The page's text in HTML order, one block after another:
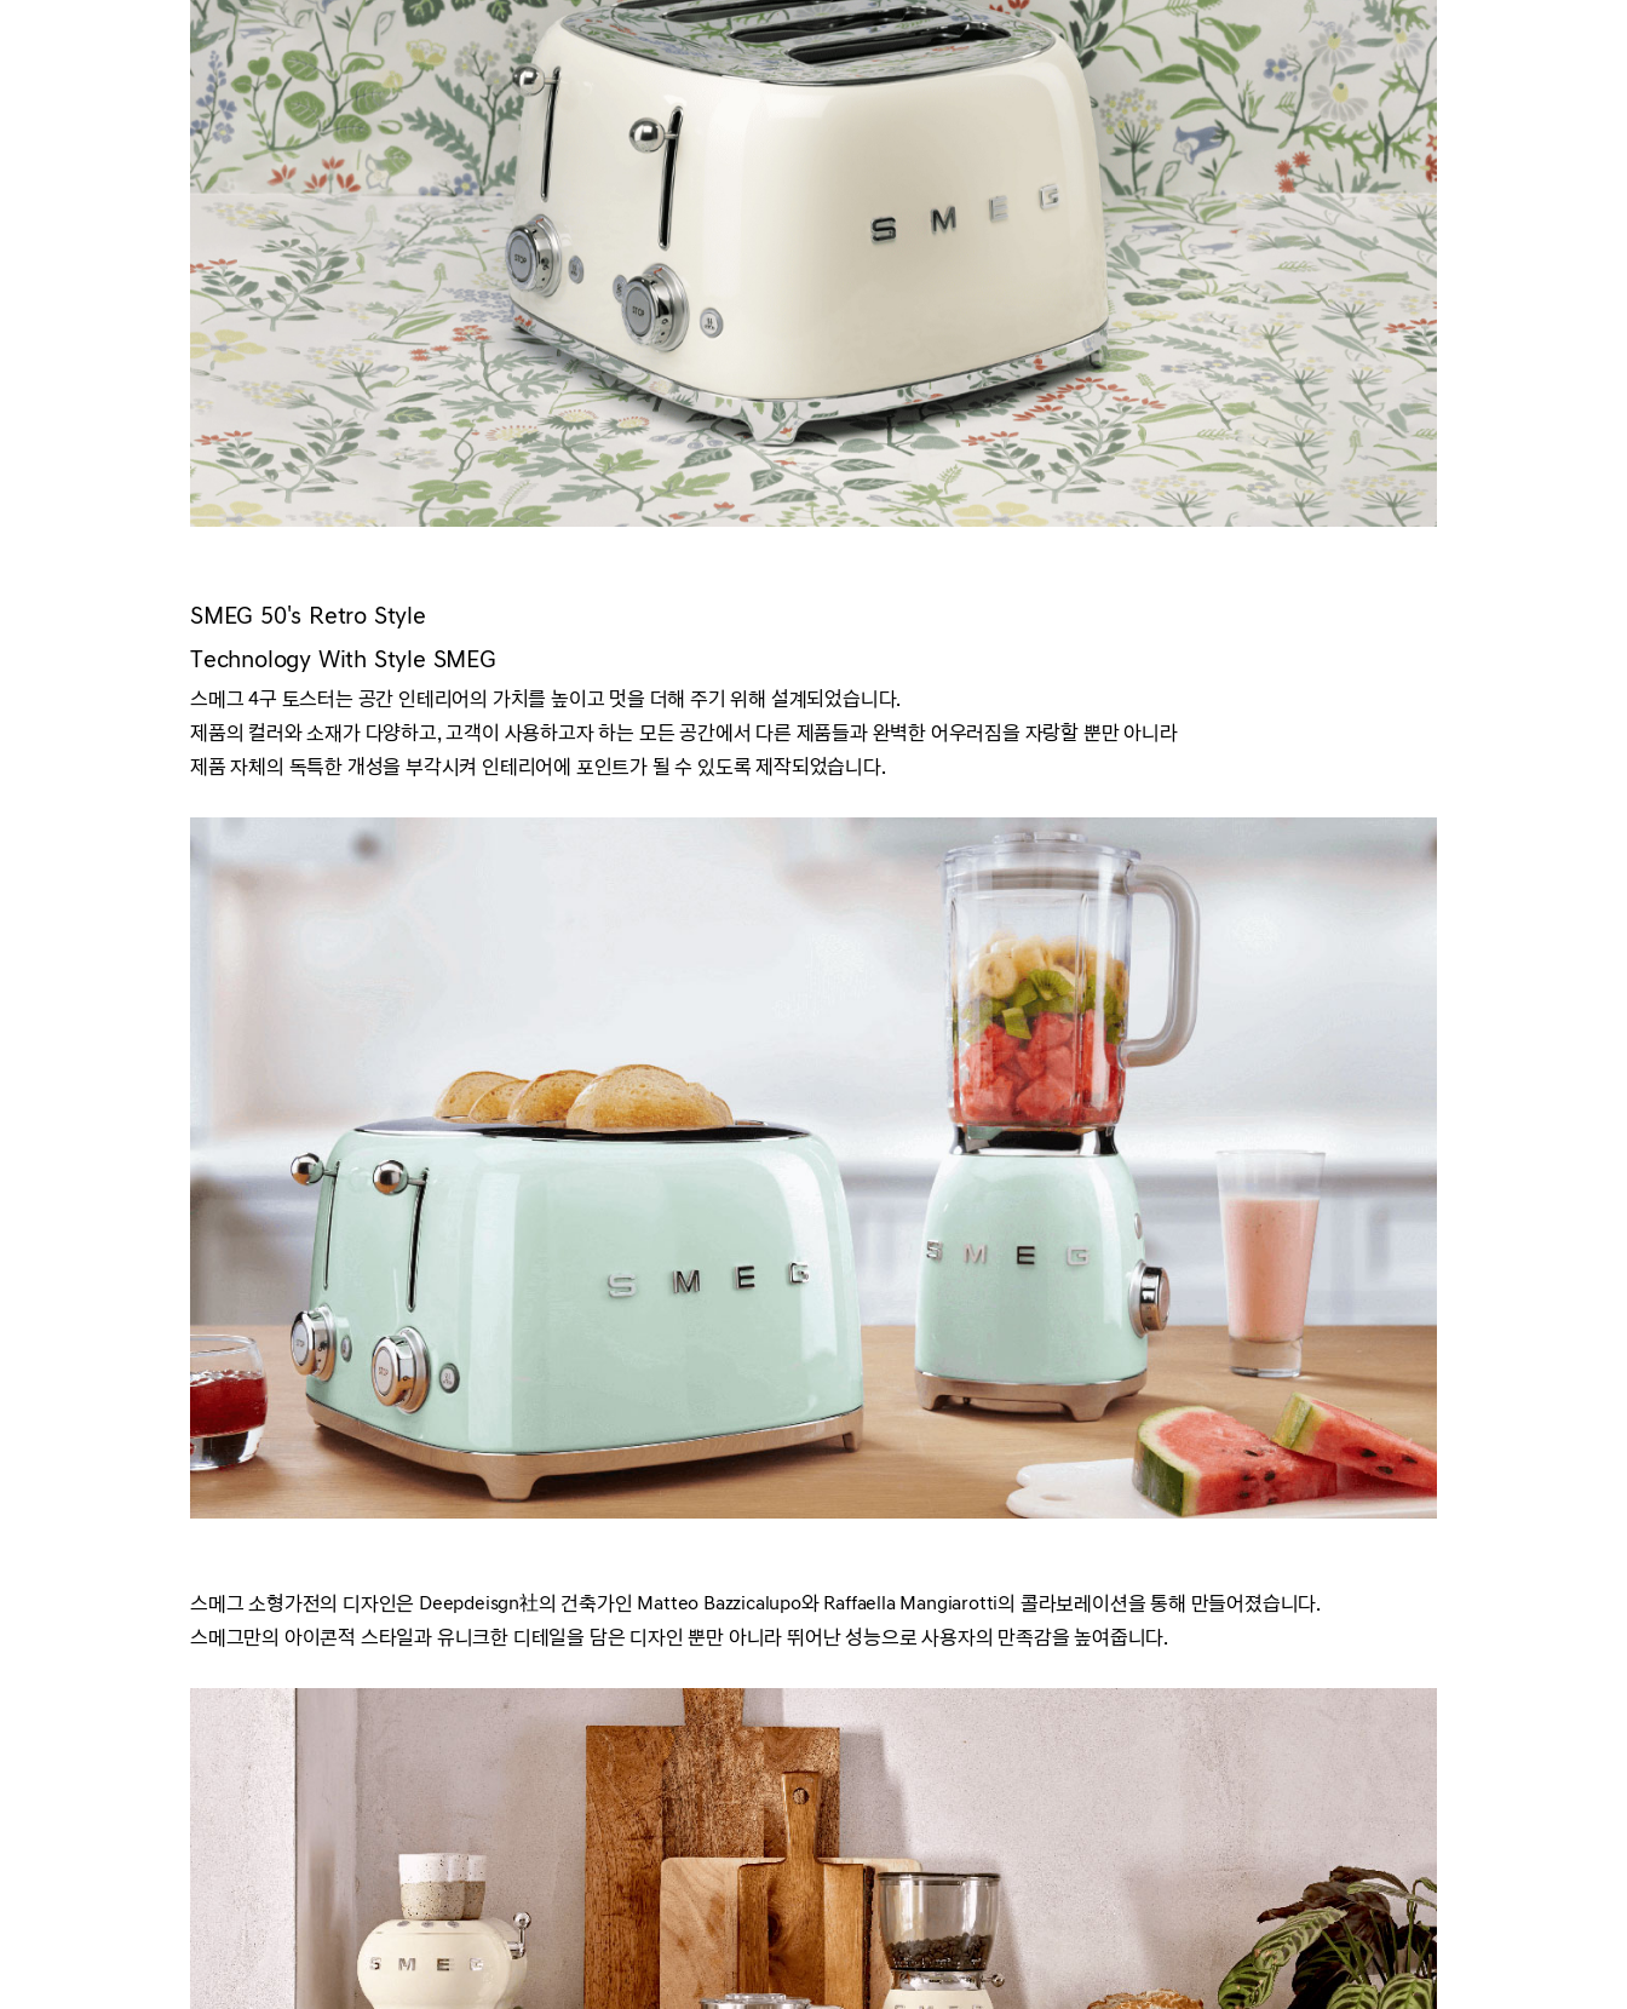
SMEG 50's Retro Style
Technology With Style SMEG
스메그 4구 토스터는 공간 인테리어의 가치를 높이고 멋을 더해 주기 위해 설계되었습니다.
제품의 컬러와 소재가 다양하고,고객이 사용하고자 하는 모든 공간에서 다른 제품들과 완벽한 어우러짐을 자랑할 뿐만 아니라
제품 자체의 독특한 개성을 부각시켜 인테리어에 포인트가 될 수 있도록 제작되었습니다.
스메그 소형가전의 디자인은 Deepdeisgn社의 건축가인 Matteo Bazzicalupo와 Raffaella Mangiarotti의 콜라보레이션을 통해 만들어졌습니다.
스메그만의 아이콘적 스타일과 유니크한 디테일을 담은 디자인 뿐만 아니라 뛰어난 성능으로 사용자의 만족감을 높여줍니다.